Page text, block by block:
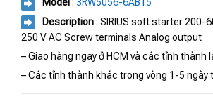
Model : 3RW5056-6AB15
Description: SIRIUS soft starter 200-
250 V AC Screw terminals Analog output
– Giao hàng ngay ở HCM và các tỉnh thành
– Các tỉnh thành khác trong vòng 1-5 ngày